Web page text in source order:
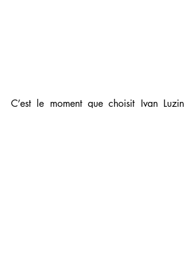
C’est le moment que choisit Ivan Luzin